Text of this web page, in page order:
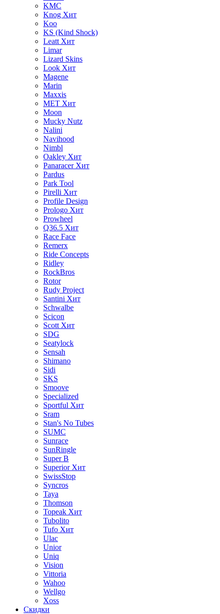
KMC
Knog Хит
Koo
KS (Kind Shock)
Leatt Хит
Limar
Lizard Skins
Look Хит
Magene
Marin
Maxxis
MET Хит
Moon
Mucky Nutz
Nalini
Navihood
Nimbl
Oakley Хит
Panaracer Хит
Pardus
Park Tool
Pirelli Хит
Profile Design
Prologo Хит
Prowheel
Q36.5 Хит
Race Face
Remerx
Ride Concepts
Ridley
RockBros
Rotor
Rudy Project
Santini Хит
Schwalbe
Scicon
Scott Хит
SDG
Seatylock
Sensah
Shimano
Sidi
SKS
Smoove
Specialized
Sportful Хит
Sram
Stan's No Tubes
SUMC
Sunrace
SunRingle
Super B
Superior Хит
SwissStop
Syncros
Taya
Thomson
Topeak Хит
Tubolito
Tufo Хит
Ulac
Unior
Uniq
Vision
Vittoria
Wahoo
Wellgo
Xoss
Скидки